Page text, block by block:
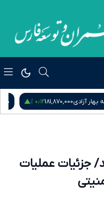
بهار آزادی181,870,000۰٫۱۲ %
جزئیات عملیات